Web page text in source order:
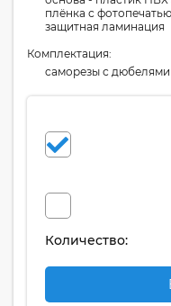
плёнка с
защитная ламинация
Комплектация:
cаморезы с дюбелями
Количество: